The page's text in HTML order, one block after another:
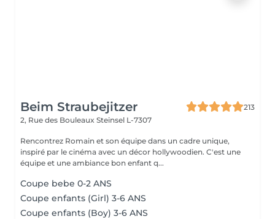
Beim Straubejitzer
213
2, Rue des Bouleaux Steinsel L-7307
Rencontrez Romain et son équipe dans un cadre unique,
inspiré par le cinéma avec un décor hollywoodien. C'est une
équipe et une ambiance bon enfant q...
Coupe bebe 0-2 ANS
Coupe enfants (Girl) 3-6 ANS
Coupe enfants (Boy) 3-6 ANS